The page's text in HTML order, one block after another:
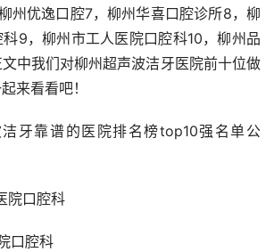
州优逸口腔7，柳州华喜口腔诊所8，柳
9，柳州市工人医院口腔科10，柳州品
中我们对柳州超声波洁牙医院前十位做
来看看吧！
牙靠谱的医院排名榜top10强名单公
院口腔科
口腔科